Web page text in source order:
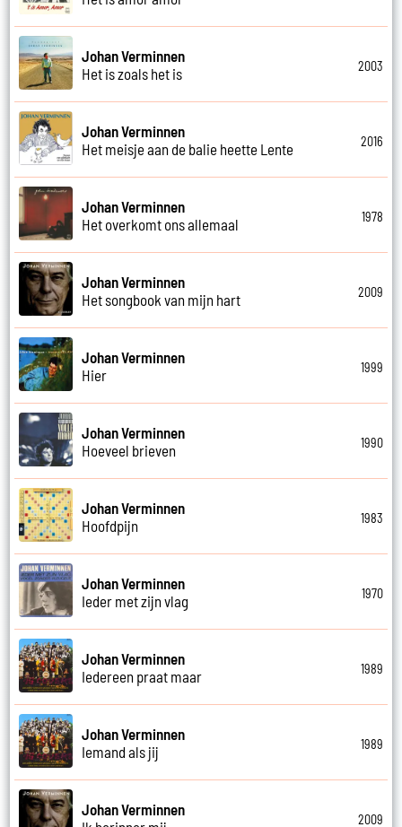
Johan Verminnen
Het is zoals het is
2003
Johan Verminnen
Het meisje aan de balie heette Lente
2016
Johan Verminnen
Het overkomt ons allemaal
1978
Johan Verminnen
Het songbook van mijn hart
2009
Johan Verminnen
Hier
1999
Johan Verminnen
Hoeveel brieven
1990
Johan Verminnen
Hoofdpijn
1983
Johan Verminnen
Ieder met zijn vlag
1970
Johan Verminnen
Iedereen praat maar
1989
Johan Verminnen
Iemand als jij
1989
Johan Verminnen
2009